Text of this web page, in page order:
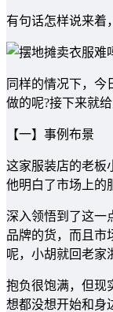
有句话怎样说来着
同样的情况下，今
做的呢?接下来就
【一】事例布景
这家服装店的老板
他明白了市场上的
深入领悟到了这一
品牌的货，而且市
呢，小胡就回老家
抱负很饱满，但现
想都没想开始和身